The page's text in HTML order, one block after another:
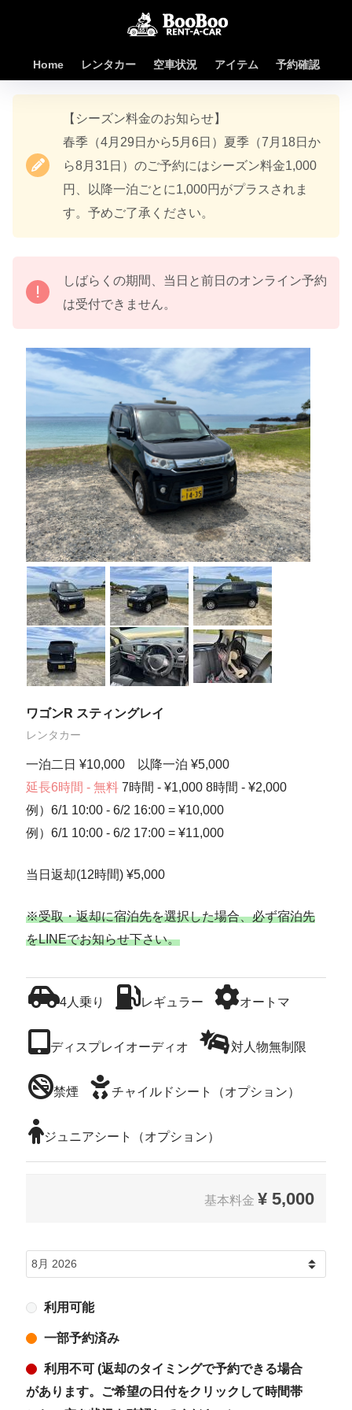
Home レンタカー 空車状況 アイテム 予約確認
【シーズン料金のお知らせ】
春季（4月29日から5月6日）夏季（7月18日か
ら8月31日）のご予約にはシーズン料金1,000
円、以降一泊ごとに1,000円がプラスされま
す。予めご了承ください。
しばらくの期間、当日と前日のオンライン予約
は受付できません。
ワゴンR スティングレイ
レンタカー
一泊二日 ¥10,000 以降一泊 ¥5,000
延長6時間 - 無料7時間 - ¥1,000 8時間 - ¥2,000
例）6/1 10:00 - 6/2 16:00 = ¥10,000
例）6/1 10:00 - 6/2 17:00 = ¥11,000
当日返却(12時間) ¥5,000
※受取・返却に宿泊先を選択した場合、必ず宿泊先
をLINEでお知らせ下さい。
4人乗り レギュラー オートマ
ディスプレイオーディオ 対人物無制限
禁煙 チャイルドシート（オプション）
ジュニアシート（オプション）
基本料金 ¥ 5,000
利用可能
一部予約済み
利用不可 (返却のタイミングで予約できる場合
があります。ご希望の日付をクリックして時間帯